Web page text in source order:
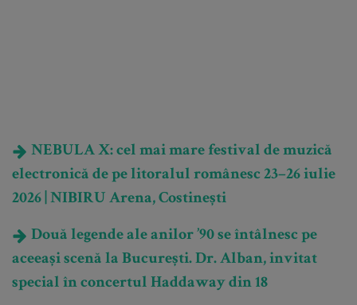
NEBULA X: cel mai mare festival de muzică
electronică de pe litoralul românesc 23–26 iulie
2026 | NIBIRU Arena, Costinești
Două legende ale anilor ’90 se întâlnesc pe
aceeași scenă la București. Dr. Alban, invitat
special în concertul Haddaway din 18